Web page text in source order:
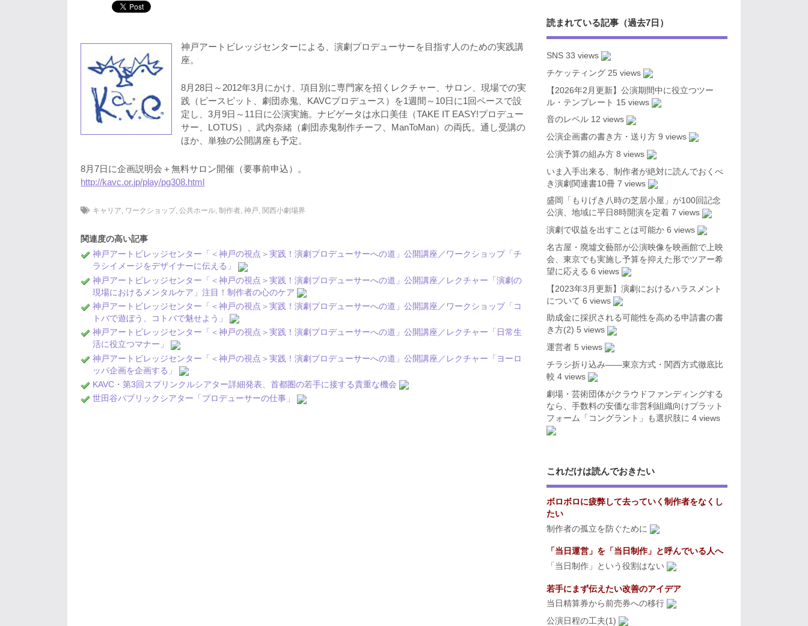
神戸アートビレッジセンターによる、演劇プロデューサーを目指す人のための実践講
座。
8月28日～2012年3月にかけ、項目別に専門家を招くレクチャー、サロン、現場での実
践（ピースピット、劇団赤鬼、KAVCプロデュース）を1週間～10日に1回ペースで設
定し、3月9日～11日に公演実施。ナビゲータは水口美佳（TAKE IT EASY!プロデュー
サー、LOTUS）、武内奈緒（劇団赤鬼制作チーフ、ManToMan）の両氏。通し受講の
ほか、単独の公開講座も予定。
8月7日に企画説明会＋無料サロン開催（要事前申込）。
http://kavc.or.jp/play/pg308.html
キャリア, ワークショップ,公共ホール,制作者,神戸, 関西小劇場界
関連度の高い記事
神戸アートビレッジセンター「＜神戸の視点＞実践！演劇プロデューサーへの道」公開講座／ワークショップ「チ
ラシイメージをデザイナーに伝える」
神戸アートビレッジセンター「＜神戸の視点＞実践！演劇プロデューサーへの道」公開講座／レクチャー「演劇の
現場におけるメンタルケア」注目！制作者の心のケア
神戸アートビレッジセンター「＜神戸の視点＞実践！演劇プロデューサーへの道」公開講座／ワークショップ「コ
トバで遊ぼう、コトバで魅せよう」
神戸アートビレッジセンター「＜神戸の視点＞実践！演劇プロデューサーへの道」公開講座／レクチャー「日常生
活に役立つマナー」
神戸アートビレッジセンター「＜神戸の視点＞実践！演劇プロデューサーへの道」公開講座／レクチャー「ヨーロ
ッパ企画を企画する」
KAVC・第3回スプリンクルシアター詳細発表、首都圏の若手に接する貴重な機会
世田谷パブリックシアター「プロデューサーの仕事」
読まれている記事（過去7日）
SNS 33 views
チケッティング 25 views
【2026年2月更新】公演期間中に役立つツー
ル・テンプレート 15 views
音のレベル 12 views
公演企画書の書き方・送り方 9 views
公演予算の組み方 8 views
いま入手出来る、制作者が絶対に読んでおくべ
き演劇関連書10冊 7 views
盛岡「もりげき八時の芝居小屋」が100回記念
公演、地域に平日8時開演を定着 7 views
演劇で収益を出すことは可能か 6 views
名古屋・廃墟文藝部が公演映像を映画館で上映
会、東京でも実施し予算を抑えた形でツアー希
望に応える 6 views
【2023年3月更新】演劇におけるハラスメント
について 6 views
助成金に採択される可能性を高める申請書の書
き方(2) 5 views
運営者 5 views
チラシ折り込み――東京方式・関西方式徹底比
較 4 views
劇場・芸術団体がクラウドファンディングする
なら、手数料の安価な非営利組織向けプラット
フォーム「コングラント」も選択肢に 4 views
これだけは読んでおきたい
ボロボロに疲弊して去っていく制作者をなくし
たい
制作者の孤立を防ぐために
「当日運営」を「当日制作」と呼んでいる人へ
「当日制作」という役割はない
若手にまず伝えたい改善のアイデア
当日精算券から前売券への移行
公演日程の工夫(1)